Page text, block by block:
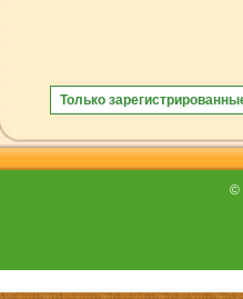
Только
©